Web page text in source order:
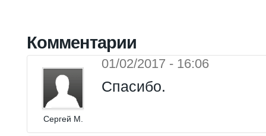
Комментарии
Сергей М.
01/02/2017 - 16:06
Спасибо.